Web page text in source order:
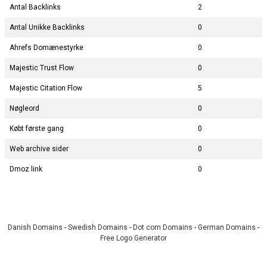
Antal Backlinks 2
Antal Unikke Backlinks 0
Ahrefs Domænestyrke 0
Majestic Trust Flow 0
Majestic Citation Flow 5
Nøgleord 0
Købt første gang 0
Web archive sider 0
Dmoz link 0
Danish Domains - Swedish Domains - Dot com Domains - German Domains -
Free Logo Generator